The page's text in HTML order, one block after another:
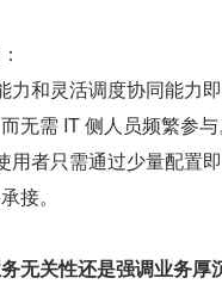
力和灵活调度协同能力
无需 IT 侧人员频繁参
用者只需通过少量配置
接。
无关性还是强调业务厚